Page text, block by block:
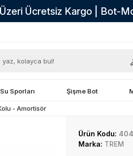
Ücretsiz Kargo | Bot-
Su Sporları Şişme Bot
- Amortisör
Ürün Kodu:
Marka: TREM